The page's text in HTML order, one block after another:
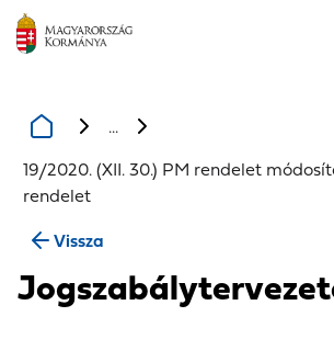
...
19/2020. (XII. 30.) PM rendelet
rendelet
Vissza